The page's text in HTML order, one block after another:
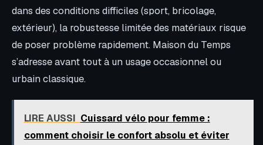
dans des conditions difficiles (sport, bricolage,
extérieur), la robustesse limitée des matériaux risque
de poser problème rapidement. Maison du Temps
s’adresse avant tout à un usage occasionnel ou
urbain classique.
LIRE AUSSI Cuissard vélo pour femme :
comment choisir le confort absolu et éviter